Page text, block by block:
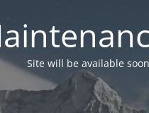
Site will be available